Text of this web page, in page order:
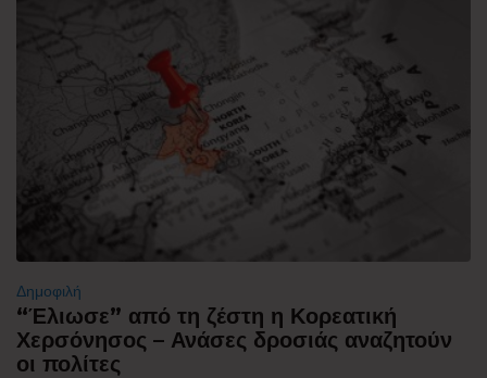
Δημοφιλή
“Έλιωσε” από τη ζέστη η Κορεατική
Χερσόνησος – Ανάσες δροσιάς αναζητούν
οι πολίτες